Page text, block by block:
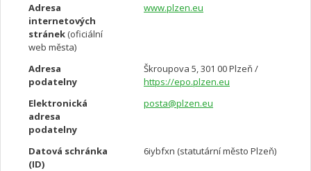
Adresa
internetových
stránek (oficiální
web města)
www.plzen.eu
Adresa
podatelny
Škroupova 5, 301 00 Plzeň /
https://epo.plzen.eu
Elektronická
adresa
podatelny
posta@plzen.eu
Datová schránka
(ID)
6iybfxn (statutární město Plzeň)